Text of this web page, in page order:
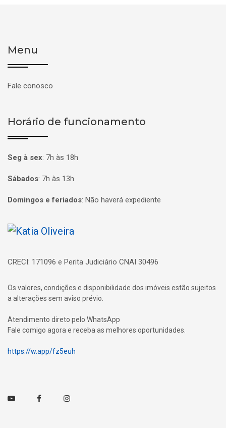
Menu
Fale conosco
Horário de funcionamento
Seg à sex: 7h às 18h
Sábados: 7h às 13h
Domingos e feriados: Não haverá expediente
Página inicial
CRECI: 171096 e Perita Judiciário CNAI 30496
Os valores, condições e disponibilidade dos imóveis estão sujeitos
a alterações sem aviso prévio.
Atendimento direto pelo WhatsApp
Fale comigo agora e receba as melhores oportunidades.
https://w.app/fz5euh
Youtube FacebookInstagram